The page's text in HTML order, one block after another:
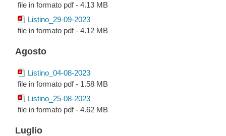
file in formato pdf - 4.13 MB
Listino_29-09-2023
file in formato pdf - 4.12 MB
Agosto
Listino_04-08-2023
file in formato pdf - 1.58 MB
Listino_25-08-2023
file in formato pdf - 4.62 MB
Luglio